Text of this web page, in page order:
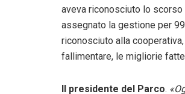
aveva riconosciuto lo
assegnato la gestione per 99
riconosciuto alla
fallimentare, le migliorie
Il presidente del Parco.